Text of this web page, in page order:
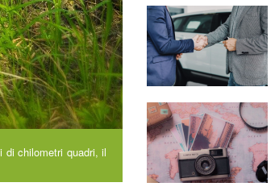
di chilometri quadri, il